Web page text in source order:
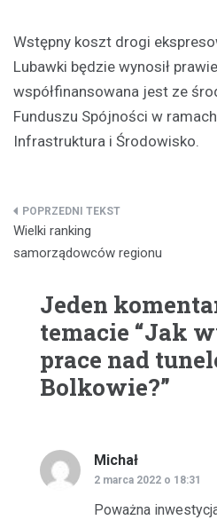
Wstępny koszt drogi
Lubawki będzie wynosił
współfinansowana jest ze
Funduszu Spójności w
Infrastruktura i Środowisko.
Nawigacja
wpisu
Wielki ranking
samorządowców regionu
Jeden
temacie “Jak
prace nad
Bolkowie?”
Michał
2 marca 2022 o 18:31
Poważna